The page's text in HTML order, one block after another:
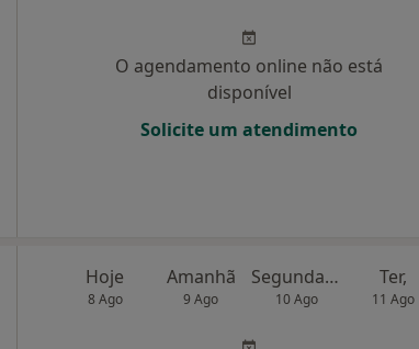
O agendamento online não está
disponível
Solicite um atendimento
Hoje
8 Ago
Amanhã
9 Ago
Segunda-feira
10 Ago
Ter,
11 Ago